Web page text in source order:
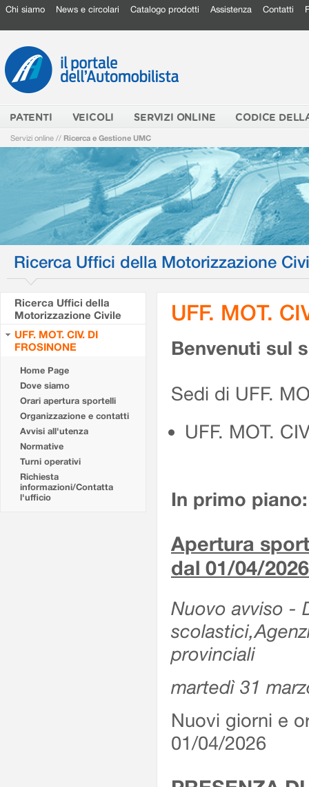
Chi siamo News e circolari Catalogo prodotti Assistenza Contatti
PATENTI VEICOLI SERVIZI ONLINE CODICE
Servizi online // Ricerca e Gestione UMC
Ricerca Uffici della Motorizzazione
Ricerca Uffici della
Motorizzazione Civile
UFF. MOT. CIV. DI
FROSINONE
Home Page
Dove siamo
Orari apertura sportelli
Organizzazione e contatti
Avvisi all'utenza
Normative
Turni operativi
Richiesta
informazioni/Contatta
l'ufficio
UFF. MOT.
Benvenuti sul
Sedi di UFF.
UFF. MOT.
In primo piano:
Apertura
dal 01/04/2026
Nuovo avviso -
provinciali
martedì 31
Nuovi giorni e
01/04/2026